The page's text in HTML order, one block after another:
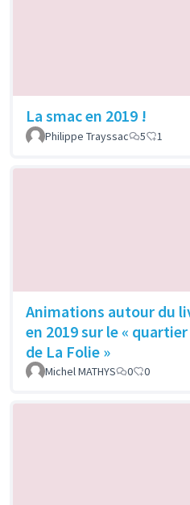
La smac en 2019 !
Philippe Trayssac
5 1
Animations autour du
en 2019 sur le «
de La Folie »
Michel MATHYS 0 0